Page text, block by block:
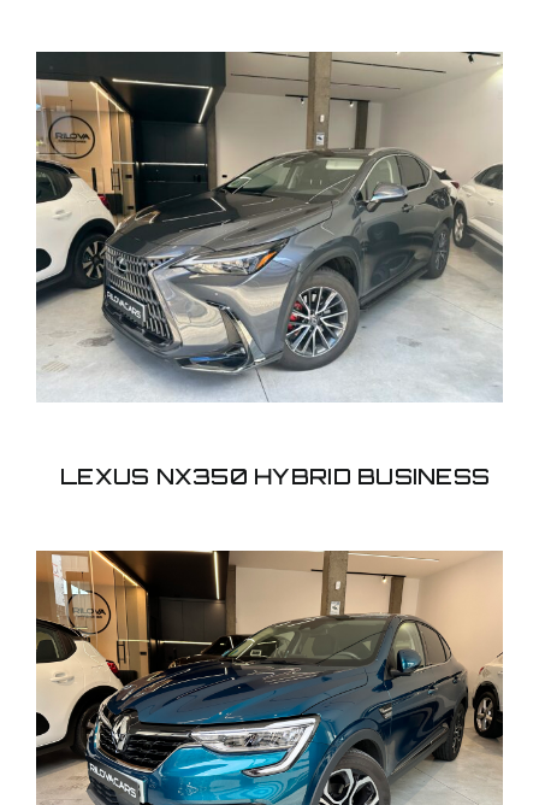
LEXUS NX350 HYBRID
BUSINESS
LEXUS NX350 HYBRID BUSINESS
RENAULT ARKANA
103KW EDC MILD ZEN